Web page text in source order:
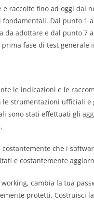
e raccolte fino ad oggi dal
Dal punto 1
da adottare e dal punto 7
fase di test generale
le indicazioni e le
strumentazioni ufficiali
sono stati effettuati gli
costantemente che i
e costantemente
cambia la tua
protetti. Costruisci